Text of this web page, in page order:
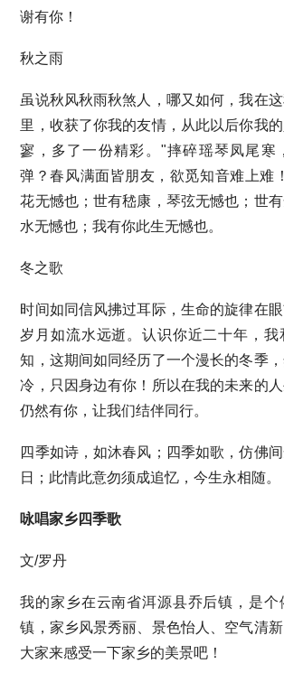
谢有你！
秋之雨
虽说秋风秋雨秋煞人，哪又如何，我在
里，收获了你我的友情，从此以后你我
寥，多了一份精彩。"摔碎瑶琴凤尾寒
弹？春风满面皆朋友，欲觅知音难上难
花无憾也；世有嵇康，琴弦无憾也；世
水无憾也；我有你此生无憾也。
冬之歌
时间如同信风拂过耳际，生命的旋律在
岁月如流水远逝。认识你近二十年，我
知，这期间如同经历了一个漫长的冬季
冷，只因身边有你！所以在我的未来的
仍然有你，让我们结伴同行。
四季如诗，如沐春风；四季如歌，仿佛
日；此情此意勿须成追忆，今生永相随。
咏唱家乡四季歌
文/罗丹
我的家乡在云南省洱源县乔后镇，是个
镇，家乡风景秀丽、景色怡人、空气清
大家来感受一下家乡的美景吧！